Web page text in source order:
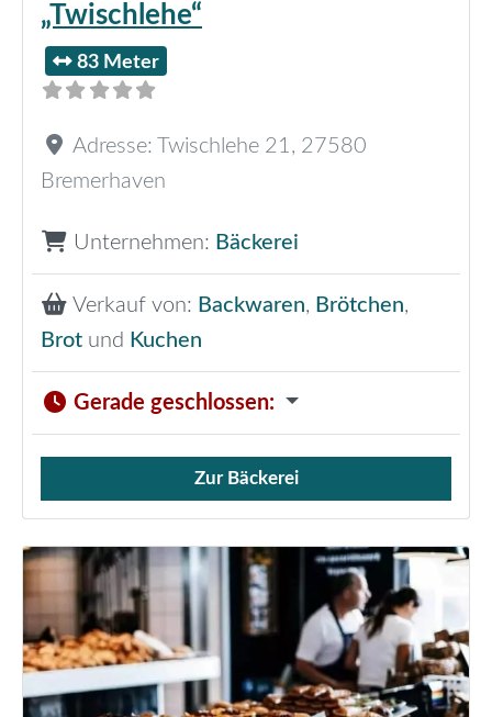
„Twischlehe“
83 Meter
Adresse: Twischlehe 21, 27580
Bremerhaven
Unternehmen: Bäckerei
Verkauf von: Backwaren, Brötchen,
Brot und Kuchen
Gerade geschlossen:
Verkauf von Brötchen,
Zur Bäckerei